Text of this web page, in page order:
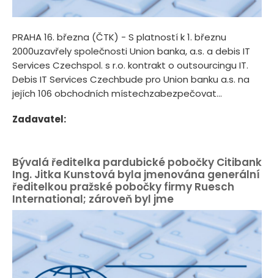
PRAHA 16. března (ČTK) - S platností k 1. březnu
2000uzavřely společnosti Union banka, a.s. a debis IT
Services Czechspol. s r.o. kontrakt o outsourcingu IT.
Debis IT Services Czechbude pro Union banku a.s. na
jejích 106 obchodních místechzabezpečovat...
Zadavatel:
Bývalá ředitelka pardubické pobočky Citibank
Ing. Jitka Kunstová byla jmenována generální
ředitelkou pražské pobočky firmy Ruesch
International; zároveň byl jme